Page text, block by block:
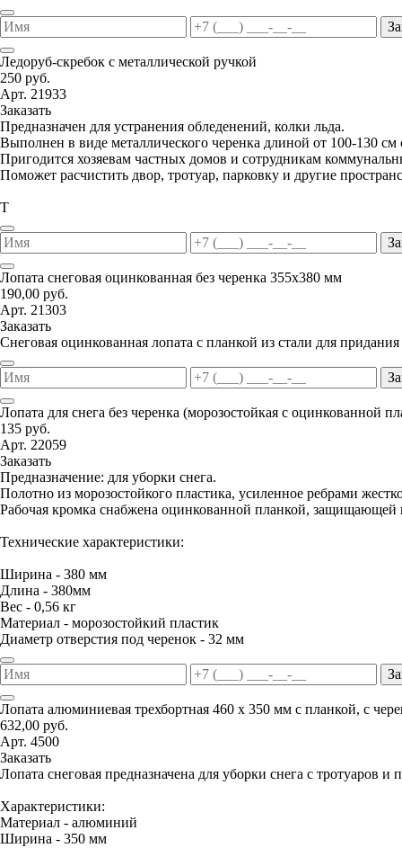
Ледоруб-скребок с металлической ручкой
250 руб.
Арт. 21933
Заказать
Предназначен для устранения обледенений, колки льда.
Выполнен в виде металлического черенка длиной от 100-130
Пригодится хозяевам частных домов и сотрудникам
Поможет расчистить двор, тротуар, парковку и другие
Т
Лопата снеговая оцинкованная без черенка 355х380 мм
190,00 руб.
Арт. 21303
Заказать
Снеговая оцинкованная лопата с планкой из стали для
Лопата для снега без черенка (морозостойкая с оцинкованной
135 руб.
Арт. 22059
Заказать
Предназначение: для уборки снега.
Полотно из морозостойкого пластика, усиленное ребрами
Рабочая кромка снабжена оцинкованной планкой,
Технические характеристики:
Ширина - 380 мм
Длина - 380мм
Вес - 0,56 кг
Материал - морозостойкий пластик
Диаметр отверстия под черенок - 32 мм
Лопата алюминиевая трехбортная 460 х 350 мм с планкой, с
632,00 руб.
Арт. 4500
Заказать
Лопата снеговая предназначена для уборки снега с тротуаров
Характеристики:
Материал - алюминий
Ширина - 350 мм